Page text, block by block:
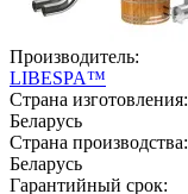
Производитель:
LIBESPA™
Страна изготовления:
Беларусь
Страна производства:
Беларусь
Гарантийный срок: